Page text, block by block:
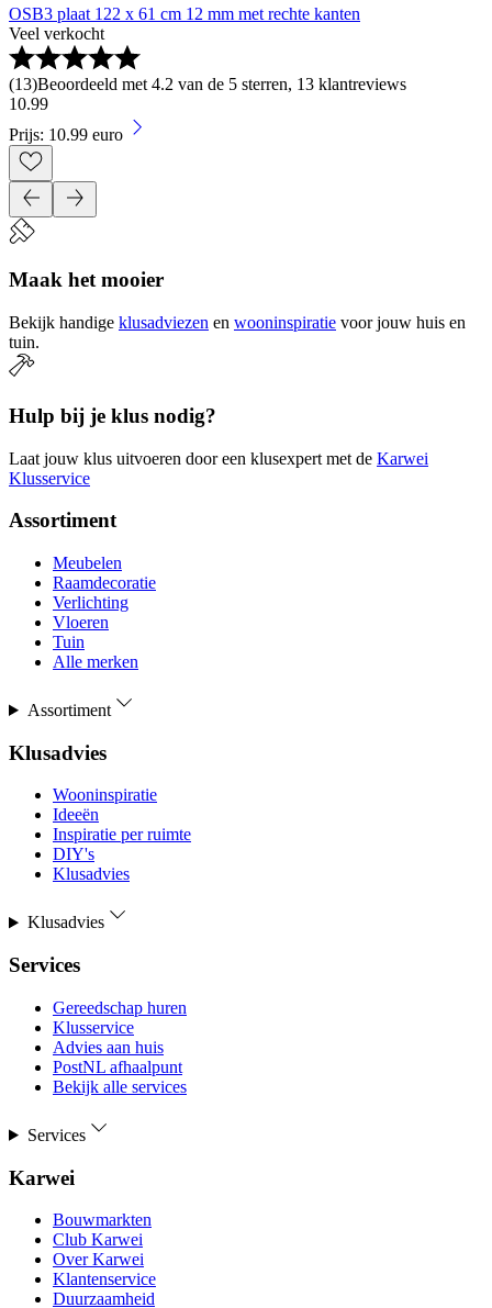
OSB3 plaat 122 x 61 cm 12 mm met rechte kanten
Veel verkocht
(13)Beoordeeld met 4.2 van de 5 sterren, 13 klantreviews
10.99
Prijs: 10.99 euro
Maak het mooier
Bekijk handige klusadviezen en wooninspiratie voor jouw huis en
tuin.
Hulp bij je klus nodig?
Laat jouw klus uitvoeren door een klusexpert met de Karwei
Klusservice
Assortiment
Meubelen
Raamdecoratie
Verlichting
Vloeren
Tuin
Alle merken
Assortiment
Klusadvies
Wooninspiratie
Ideeën
Inspiratie per ruimte
DIY's
Klusadvies
Klusadvies
Services
Gereedschap huren
Klusservice
Advies aan huis
PostNL afhaalpunt
Bekijk alle services
Services
Karwei
Bouwmarkten
Club Karwei
Over Karwei
Klantenservice
Duurzaamheid